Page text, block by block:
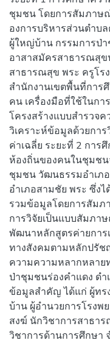
ชุมชน โดยการสัมภาษ
องการบริหารส่วนตำบ
ผู้ใหญ่บ้าน กรรมการป่
อาสาสมัครสาธารณสุ
สาธารณสุข พระ ครูโร
สำนักงานเขตพื้นที่การ
คน เครื่องมือที่ใช้ในก
โครงสร้างแบบสำรวจ
วิเคราะห์ข้อมูลด้วยการ
ค่าเฉลี่ย ระยะที่ 2 กา
ห้องถิ่นของคนในชุมช
ชุมชน วัฒนธรรมอำเภ
อำเภอสามชัย พระ ซึ่งไ
รวมข้อมูลโดยการสัมภ
การวิจัยเป็นแบบสัมภา
พัฒนาหลักสูตรค่ายการ
ทางสังคมตามหลักปรัช
ความความหลากหลา
ป่าชุมชนร่องคำแดง ด
ข้อมูลสำคัญ ได้แก่ ผู้ท
บ้าน ผู้อำนวยการโรงพ
สงฆ์ นักวิชาการสาธา
วิชาการด้านการศึกษา